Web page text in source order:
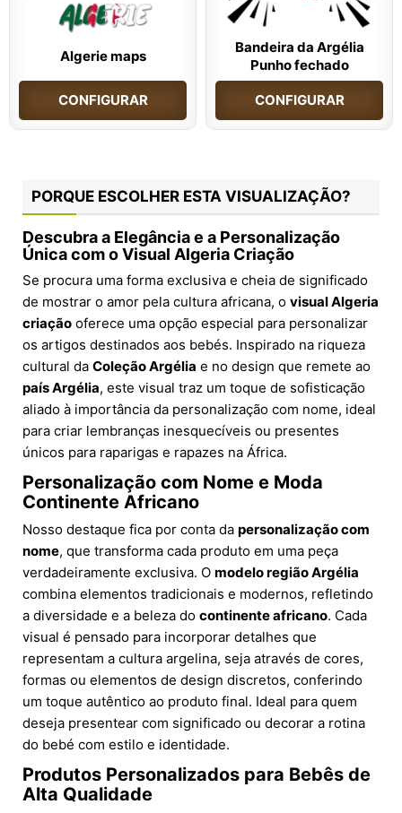
Algerie maps
CONFIGURAR
Bandeira da Argélia
Punho fechado
CONFIGURAR
PORQUE ESCOLHER ESTA VISUALIZAÇÃO?
Descubra a Elegância e a Personalização
Única com o Visual Algeria Criação
Se procura uma forma exclusiva e cheia de significado
de mostrar o amor pela cultura africana, o visual Algeria
criação oferece uma opção especial para personalizar
os artigos destinados aos bebés. Inspirado na riqueza
cultural da Coleção Argélia e no design que remete ao
país Argélia, este visual traz um toque de sofisticação
aliado à importância da personalização com nome, ideal
para criar lembranças inesquecíveis ou presentes
únicos para raparigas e rapazes na África.
Personalização com Nome e Moda
Continente Africano
Nosso destaque fica por conta da personalização com
nome, que transforma cada produto em uma peça
verdadeiramente exclusiva. O modelo região Argélia
combina elementos tradicionais e modernos, refletindo
a diversidade e a beleza do continente africano. Cada
visual é pensado para incorporar detalhes que
representam a cultura argelina, seja através de cores,
formas ou elementos de design discretos, conferindo
um toque autêntico ao produto final. Ideal para quem
deseja presentear com significado ou decorar a rotina
do bebé com estilo e identidade.
Produtos Personalizados para Bebês de
Alta Qualidade